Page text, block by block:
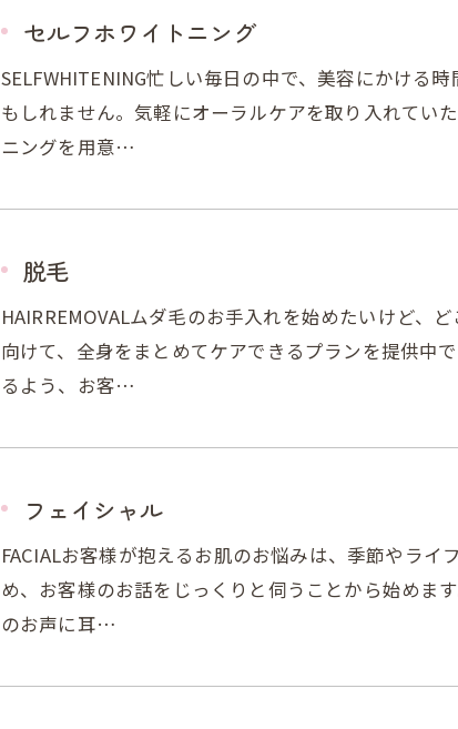
セルフホワイトニング
SELFWHITENING忙しい毎日の中で、美容にかける
もしれません。気軽にオーラルケアを取り入れてい
ニングを用意…
脱毛
HAIRREMOVALムダ毛のお手入れを始めたいけど、
向けて、全身をまとめてケアできるプランを提供中
るよう、お客…
フェイシャル
FACIALお客様が抱えるお肌のお悩みは、季節やラ
め、お客様のお話をじっくりと伺うことから始めま
のお声に耳…